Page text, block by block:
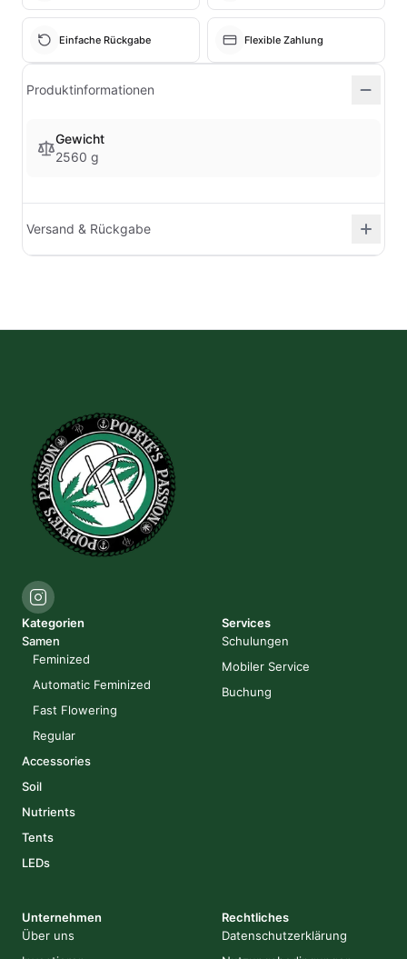
Einfache Rückgabe Flexible Zahlung
Produktinformationen
Gewicht
2560 g
Versand & Rückgabe
Kategorien
Samen
Feminized
Automatic Feminized
Fast Flowering
Regular
Accessories
Soil
Nutrients
Tents
LEDs
Services
Schulungen
Mobiler Service
Buchung
Unternehmen
Über uns
Rechtliches
Datenschutzerklärung